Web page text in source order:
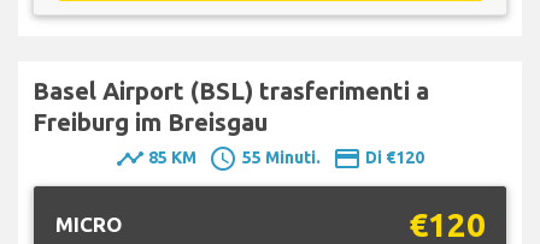
Basel Airport (BSL) trasferimenti a
Freiburg im Breisgau
timeline 85 KM schedule 55 Minuti. payment Di €120
MICRO €120